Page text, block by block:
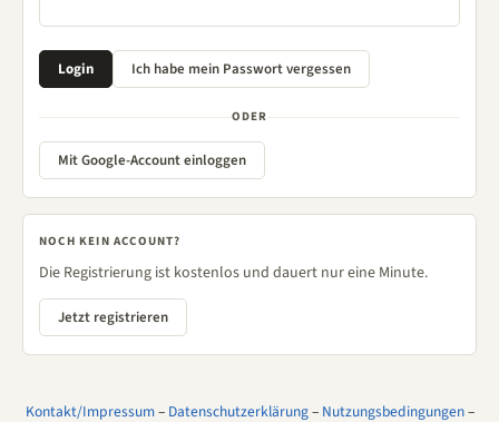
ODER
Mit Google-Account einloggen
NOCH KEIN ACCOUNT?
Die Registrierung ist kostenlos und dauert nur eine Minute.
Jetzt registrieren
Kontakt/Impressum– Datenschutzerklärung– Nutzungsbedingungen–